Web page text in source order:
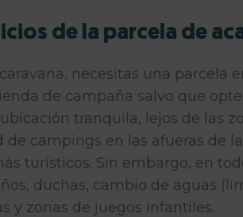
de la parcela de
necesitas una parcela
de campaña salvo que
tranquila, lejos de las
campings en las afueras de
turísticos. Sin embargo, en
duchas, cambio de aguas
y zonas de juegos infantiles.